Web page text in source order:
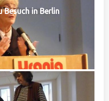
Besuch in Berlin